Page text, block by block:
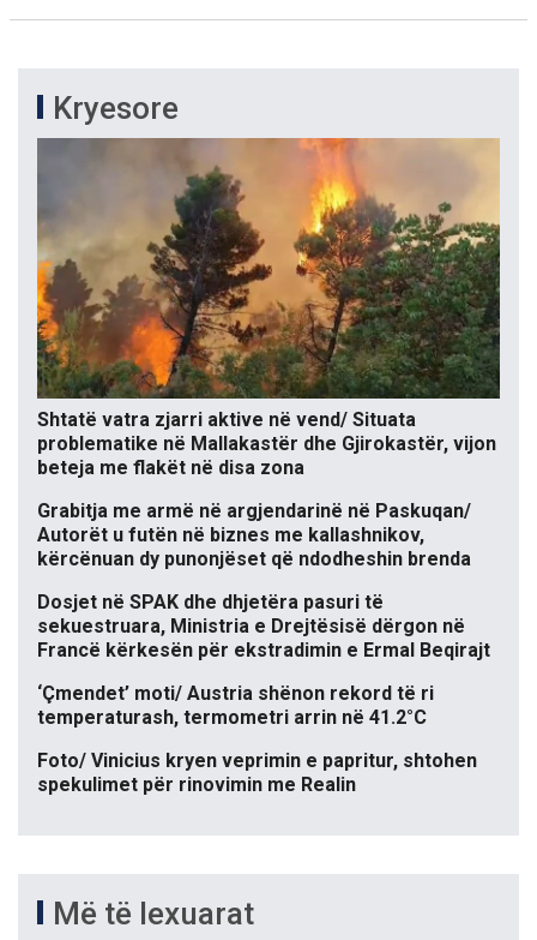
Kryesore
Shtatë vatra zjarri aktive në vend/ Situata
problematike në Mallakastër dhe Gjirokastër, vijon
beteja me flakët në disa zona
Grabitja me armë në argjendarinë në Paskuqan/
Autorët u futën në biznes me kallashnikov,
kërcënuan dy punonjëset që ndodheshin brenda
Dosjet në SPAK dhe dhjetëra pasuri të
sekuestruara, Ministria e Drejtësisë dërgon në
Francë kërkesën për ekstradimin e Ermal Beqirajt
‘Çmendet’ moti/ Austria shënon rekord të ri
temperaturash, termometri arrin në 41.2°C
Foto/ Vinicius kryen veprimin e papritur, shtohen
spekulimet për rinovimin me Realin
Më të lexuarat